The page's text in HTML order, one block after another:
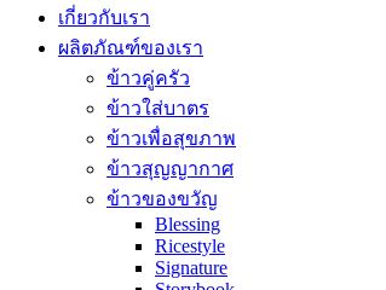
เกี่ยวกับเรา
ผลิตภัณฑ์ของเรา
ข้าวคู่ครัว
ข้าวใส่บาตร
ข้าวเพื่อสุขภาพ
ข้าวสุญญากาศ
ข้าวของขวัญ
Blessing
Ricestyle
Signature